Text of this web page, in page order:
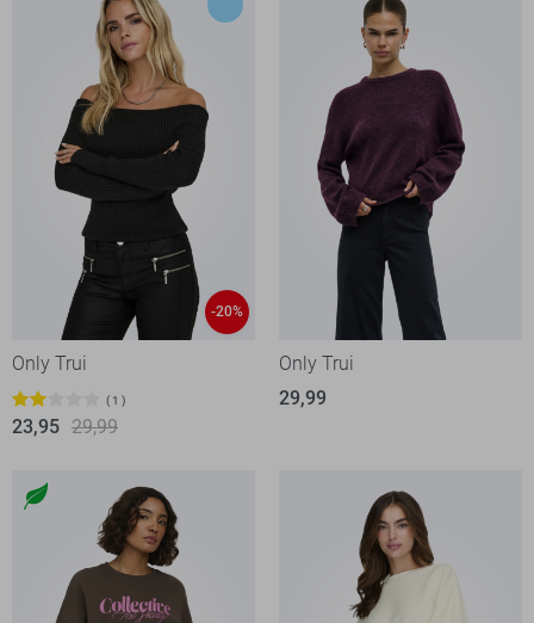
-20%
Only Trui
1
23,95 29,99
Only Trui
29,99